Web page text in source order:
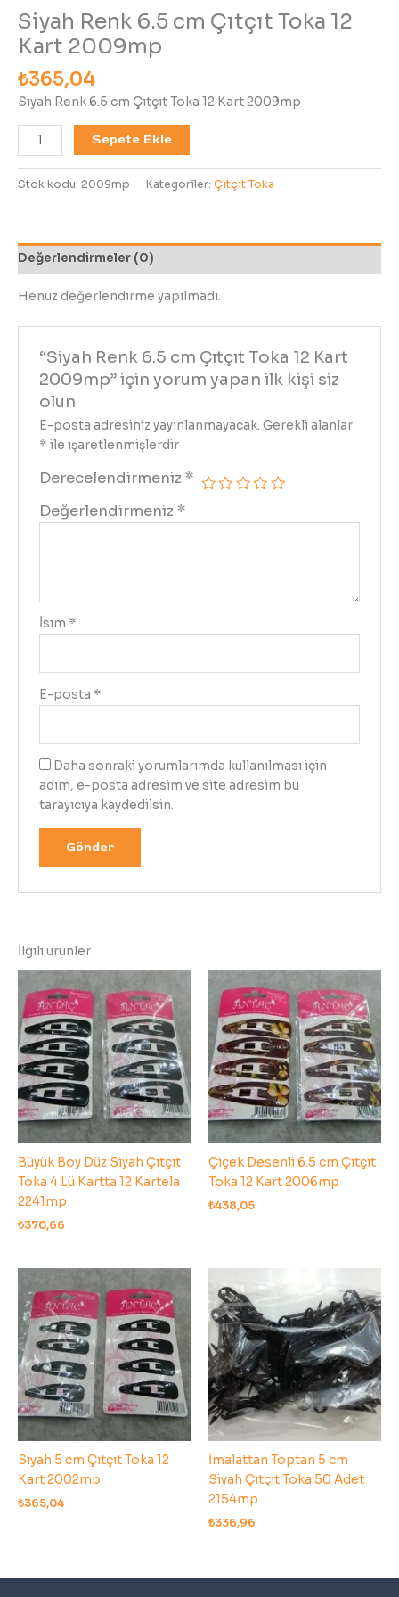
Siyah Renk 6.5 cm Çıtçıt Toka 12
Kart 2009mp
₺365,04
Siyah Renk 6.5 cm Çıtçıt Toka 12 Kart 2009mp
Sepete Ekle
Stok kodu: 2009mp Kategoriler: Çıtçıt Toka
Değerlendirmeler (0)
Henüz değerlendirme yapılmadı.
“Siyah Renk 6.5 cm Çıtçıt Toka 12 Kart
2009mp” için yorum yapan ilk kişi siz
olun
E-posta adresiniz yayınlanmayacak. Gerekli alanlar
* ile işaretlenmişlerdir
Derecelendirmeniz *
Değerlendirmeniz *
İsim *
E-posta *
Daha sonraki yorumlarımda kullanılması için
adım, e-posta adresim ve site adresim bu
tarayıcıya kaydedilsin.
İlgili ürünler
Büyük Boy Düz Siyah Çıtçıt
Toka 4 Lü Kartta 12 Kartela
2241mp
₺370,66
Çiçek Desenli 6.5 cm Çıtçıt
Toka 12 Kart 2006mp
₺438,05
Siyah 5 cm Çıtçıt Toka 12
Kart 2002mp
₺365,04
İmalattan Toptan 5 cm
Siyah Çıtçıt Toka 50 Adet
2154mp
₺336,96